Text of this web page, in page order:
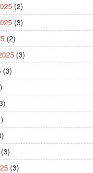
(2)
(3)
(2)
(3)
(3)
(3)
(3)